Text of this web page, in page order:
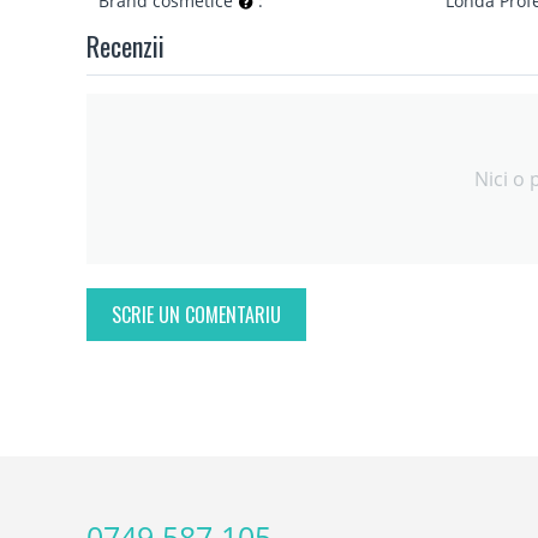
Recenzii
Nici o
SCRIE UN COMENTARIU